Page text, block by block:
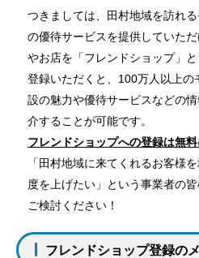
つきましては、田村地域を訪れ
の優待サービスを提供していた
やお店を「フレンドショップ」と
登録いただくと、100万人以上
設の魅力や優待サービスなどの
介することが可能です。
フレンドショップへの登録は無料
「田村地域に来てくれるお客様
度を上げたい」という事業者の
ご検討ください！
フレンドショップ登録の